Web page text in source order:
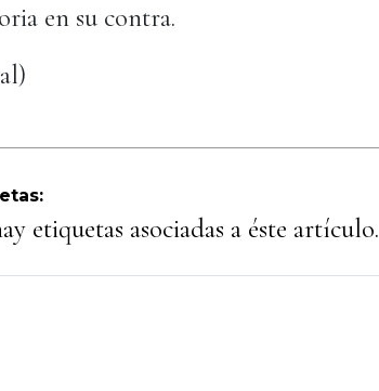
en su contra.
etiquetas asociadas a éste artículo.